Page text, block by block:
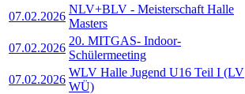
07.02.2026
NLV+BLV - Meisterschaft Halle
Masters
07.02.2026
20. MITGAS- Indoor-
Schülermeeting
07.02.2026
WLV Halle Jugend U16 Teil I (LV
WÜ)